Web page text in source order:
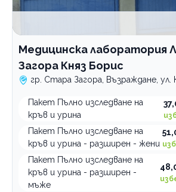
Медицинска лаборатория
Загора Княз Борис
гр. Стара Загора, Възраждане, ул.
Пакет Пълно изследване на
кръв и урина
Пакет Пълно изследване на
кръв и урина - разширен - жени
Пакет Пълно изследване на
кръв и урина - разширен -
мъже